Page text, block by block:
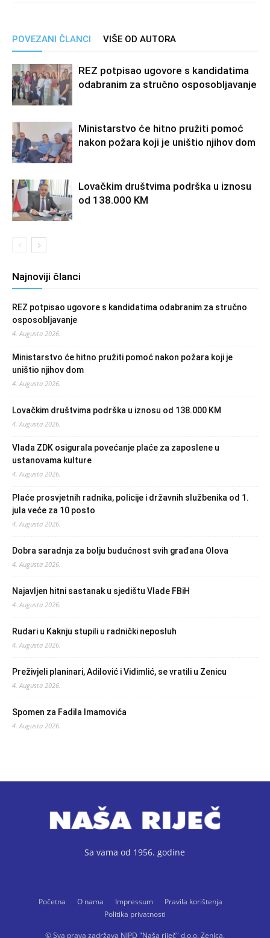
POVEZANI ČLANCI VIŠE OD AUTORA
REZ potpisao ugovore s kandidatima
odabranim za stručno osposobljavanje
Ministarstvo će hitno pružiti pomoć
nakon požara koji je uništio njihov dom
Lovačkim društvima podrška u iznosu
od 138.000 KM
Najnoviji članci
REZ potpisao ugovore s kandidatima odabranim za stručno
osposobljavanje
4. Augusta 2026.
Ministarstvo će hitno pružiti pomoć nakon požara koji je
uništio njihov dom
4. Augusta 2026.
Lovačkim društvima podrška u iznosu od 138.000 KM
4. Augusta 2026.
Vlada ZDK osigurala povećanje plaće za zaposlene u
ustanovama kulture
4. Augusta 2026.
Plaće prosvjetnih radnika, policije i državnih službenika od 1.
jula veće za 10 posto
4. Augusta 2026.
Dobra saradnja za bolju budućnost svih građana Olova
4. Augusta 2026.
Najavljen hitni sastanak u sjedištu Vlade FBiH
4. Augusta 2026.
Rudari u Kaknju stupili u radnički neposluh
4. Augusta 2026.
Preživjeli planinari, Adilović i Vidimlić, se vratili u Zenicu
4. Augusta 2026.
Spomen za Fadila Imamovića
4. Augusta 2026.
Sa vama od 1956. godine
Početna O nama Impressum
Pravila korištenja
Politika privatnosti
© Sva prava zadržava NIPD "Naša riječ" d.o.o. Zenica.